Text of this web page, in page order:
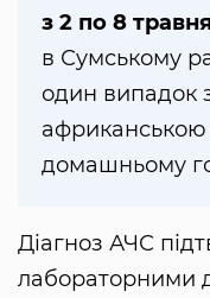
з 2 по 8 травня
в Сумському
один випадок
домашньому
Діагноз АЧС
лабораторними